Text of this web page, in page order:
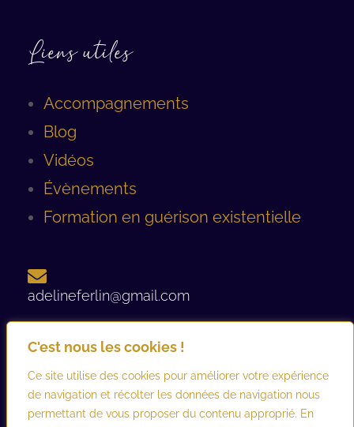
C'est nous les cookies !
Ce site utilise des cookies pour améliorer votre expérience
de navigation et récolter les données de navigation nous
permettant de vous proposer du contenu approprié. En
Liens utiles
Accompagnements
Blog
Vidéos
Évènements
Formation en guérison existentielle
adelineferlin@gmail.com